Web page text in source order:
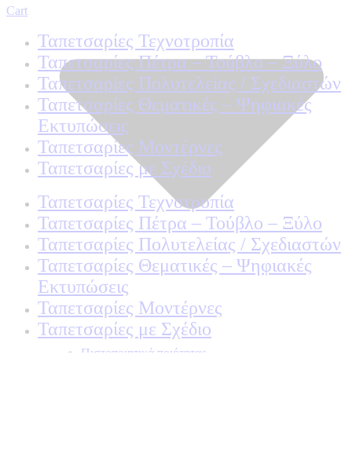
Πιστοποιητικά ποιότητας
Cart
Ταπετσαρίες Τεχνοτροπία
Ταπετσαρίες Πέτρα – Τούβλο – Ξύλο
Ταπετσαρίες Πολυτελείας / Σχεδιαστών
Ταπετσαρίες Θεματικές – Ψηφιακές
Εκτυπώσεις
Ταπετσαρίες Μοντέρνες
Ταπετσαρίες με Σχέδιο
Ταπετσαρίες Τεχνοτροπία
Ταπετσαρίες Πέτρα – Τούβλο – Ξύλο
Ταπετσαρίες Πολυτελείας / Σχεδιαστών
Ταπετσαρίες Θεματικές – Ψηφιακές
Εκτυπώσεις
Ταπετσαρίες Μοντέρνες
Ταπετσαρίες με Σχέδιο